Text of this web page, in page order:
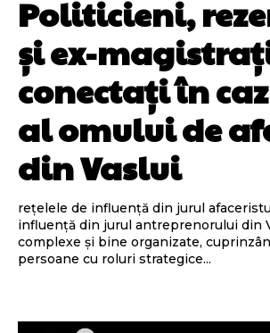
Politicieni,
și ex-
conectați în
al omului de
din Vaslui
rețelele de influență din jurul
influență din jurul antreprenorului din
complexe și bine organizate,
persoane cu roluri strategice...